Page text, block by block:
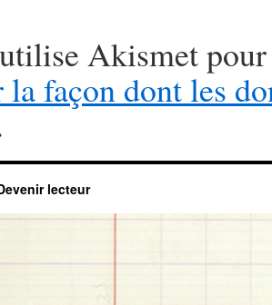
Akismet
la façon dont les
lecteur